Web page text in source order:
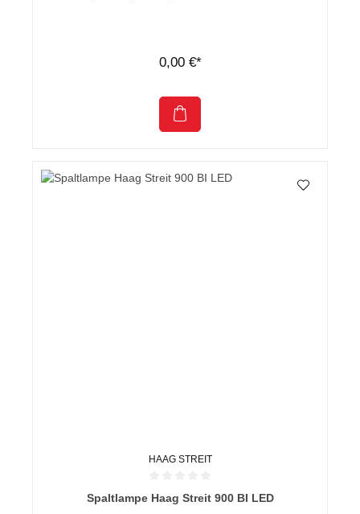
0,00 €*
HAAG STREIT
Durchschnittliche Bewertung von 0 von 5 Sternen
Spaltlampe Haag Streit 900 BI LED